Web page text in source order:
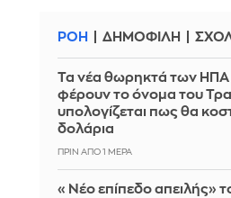
ΡΟΗ ΔΗΜΟΦΙΛΗ
Τα νέα θωρηκτά των ΗΠΑ
φέρουν το όνομα του
υπολογίζεται πως θα
δολάρια
ΠΡΙΝ ΑΠΌ 1 ΜΈΡΑ
«Νέο επίπεδο απειλής»